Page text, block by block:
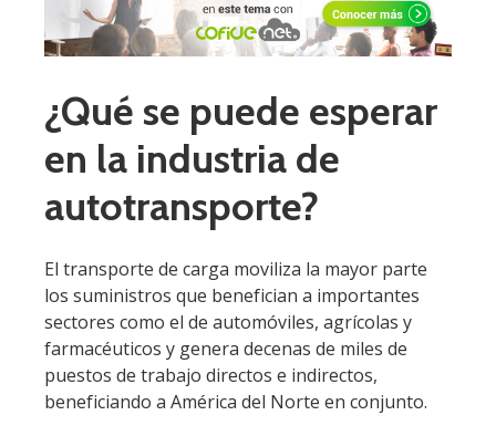
¿Qué se puede esperar
en la industria de
autotransporte?
El transporte de carga moviliza la mayor parte
los suministros que benefician a importantes
sectores como el de automóviles, agrícolas y
farmacéuticos y genera decenas de miles de
puestos de trabajo directos e indirectos,
beneficiando a América del Norte en conjunto.